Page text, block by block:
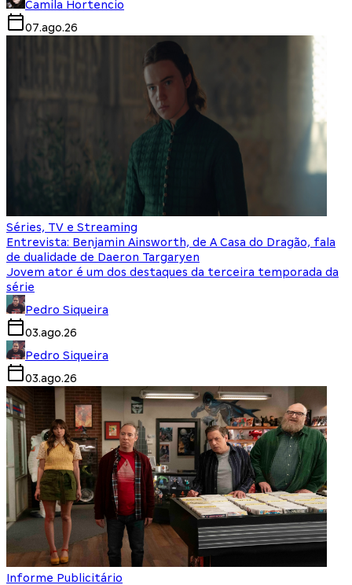
Camila Hortencio
07.ago.26
Séries, TV e Streaming
Entrevista: Benjamin Ainsworth, de A Casa do Dragão, fala
de dualidade de Daeron Targaryen
Jovem ator é um dos destaques da terceira temporada da
série
Pedro Siqueira
03.ago.26
Pedro Siqueira
03.ago.26
Informe Publicitário